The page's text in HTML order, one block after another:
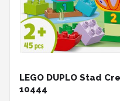
LEGO DUPLO Stad
10444